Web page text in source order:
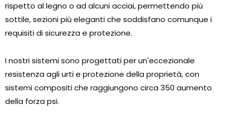
rispetto al legno o ad alcuni acciai, permettendo più
sottile, sezioni più eleganti che soddisfano comunque i
requisiti di sicurezza e protezione.
I nostri sistemi sono progettati per un'eccezionale
resistenza agli urti e protezione della proprietà, con
sistemi compositi che raggiungono circa 350 aumento
della forza psi.